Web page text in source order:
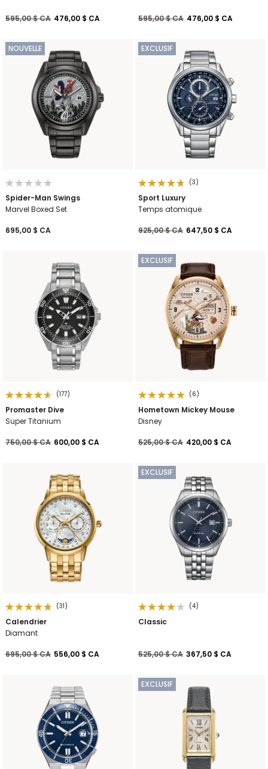
Prix réduit de
595,00 $ CAà476,00 $ CA Prix réduit de
595,00 $ CAà476,00 $ CA
NOUVELLE
Spider-Man Swings
Marvel Boxed Set
695,00 $ CA
EXCLUSIF
(3)
Sport Luxury
Temps atomique
Prix réduit de
925,00 $ CAà647,50 $ CA
(177)
Promaster Dive
Super Titanium
Prix réduit de
750,00 $ CAà600,00 $ CA
EXCLUSIF
(6)
Hometown Mickey Mouse
Disney
Prix réduit de
525,00 $ CAà420,00 $ CA
(31)
Calendrier
Diamant
Prix réduit de
695,00 $ CAà556,00 $ CA
EXCLUSIF
(4)
Classic
Prix réduit de
525,00 $ CAà367,50 $ CA
EXCLUSIF